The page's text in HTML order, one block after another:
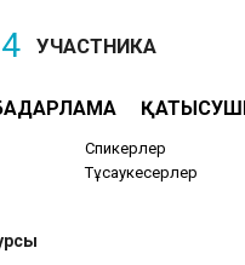
УЧАСТНИКА
Спикерлер
Тұсаукесерлер